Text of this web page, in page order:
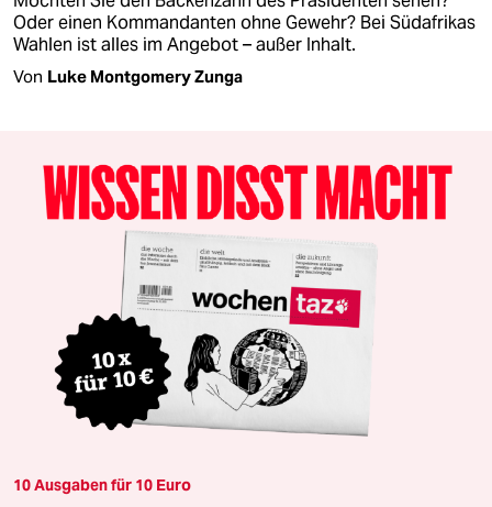
Oder einen Kommandanten ohne Gewehr? Bei Südafrikas
Wahlen ist alles im Angebot – außer Inhalt.
Von Luke Montgomery Zunga
10 Ausgaben für 10 Euro